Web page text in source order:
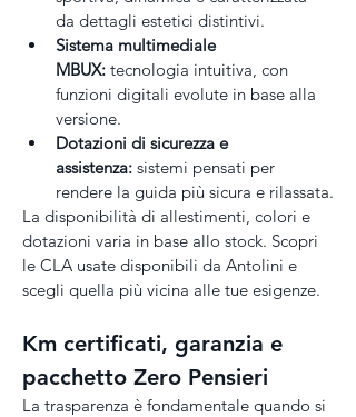
da dettagli estetici distintivi.
Sistema multimediale
MBUX: tecnologia intuitiva, con
funzioni digitali evolute in base alla
versione.
Dotazioni di sicurezza e
assistenza: sistemi pensati per
rendere la guida più sicura e rilassata.
La disponibilità di allestimenti, colori e
dotazioni varia in base allo stock. Scopri
le CLA usate disponibili da Antolini e
scegli quella più vicina alle tue esigenze.
Km certificati, garanzia e
pacchetto Zero Pensieri
La trasparenza è fondamentale quando si